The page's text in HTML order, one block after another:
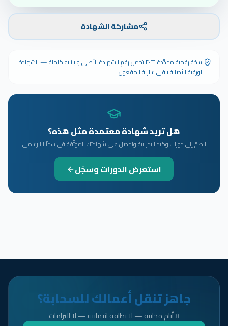
مشاركة الشهادة
نسخة رقمية مجدَّدة ٢٠٢٦ تحمل رقم الشهادة الأصلي وبياناته كاملة — الشهادة
الورقية الأصلية تبقى سارية المفعول.
هل تريد شهادة معتمدة مثل هذه؟
انضمّ إلى دورات وكيد التدريبية واحصل على شهادتك الموثّقة في سجلّنا الرسمي
استعرض الدورات وسجّل
جاهز تنقل أعمالك للسحابة؟
8 أيام مجانية — لا بطاقة ائتمانية — لا التزامات